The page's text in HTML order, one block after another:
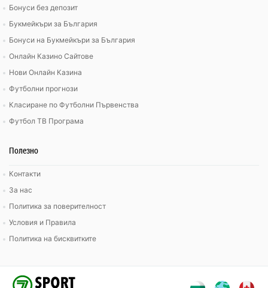
Бонуси без депозит
Букмейкъри за България
Бонуси на Букмейкъри за България
Онлайн Казино Сайтове
Нови Онлайн Казина
Футболни прогнози
Класиране по Футболни Първенства
Футбол ТВ Програма
Полезно
Контакти
За нас
Политика за поверителност
Условия и Правила
Политика на бисквитките